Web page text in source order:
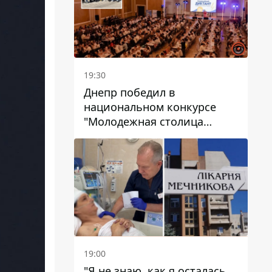
19:30
Днепр победил в
национальном конкурсе
"Молодежная столица
Украины – 2026"
19:00